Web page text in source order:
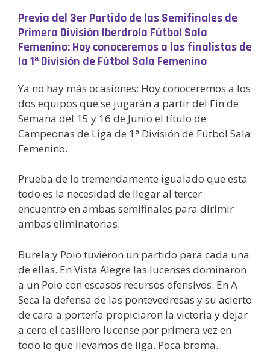
Previa del 3er Partido de las Semifinales de
Primera División Iberdrola Fútbol Sala
Femenino: Hoy conoceremos a las finalistas de
la 1ª División de Fútbol Sala Femenino
Ya no hay más ocasiones: Hoy conoceremos a los
dos equipos que se jugarán a partir del Fin de
Semana del 15 y 16 de Junio el título de
Campeonas de Liga de 1ª División de Fútbol Sala
Femenino.
Prueba de lo tremendamente igualado que esta
todo es la necesidad de llegar al tercer
encuentro en ambas semifinales para dirimir
ambas eliminatorias.
Burela y Poio tuvieron un partido para cada una
de ellas. En Vista Alegre las lucenses dominaron
a un Poio con escasos recursos ofensivos. En A
Seca la defensa de las pontevedresas y su acierto
de cara a portería propiciaron la victoria y dejar
a cero el casillero lucense por primera vez en
todo lo que llevamos de liga. Poca broma.